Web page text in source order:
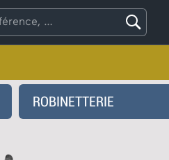
ROBINETTERIE
Robinet à Manette
Robinet à volant
Pied radiateur
Joint & Bouchon